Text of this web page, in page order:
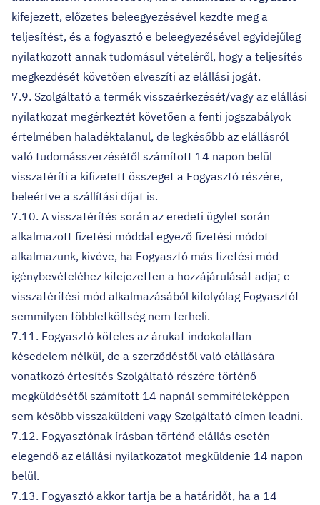
kifejezett, előzetes beleegyezésével kezdte meg a
teljesítést, és a fogyasztó e beleegyezésével egyidejűleg
nyilatkozott annak tudomásul vételéről, hogy a teljesítés
megkezdését követően elveszíti az elállási jogát.
7.9. Szolgáltató a termék visszaérkezését/vagy az elállási
nyilatkozat megérkeztét követően a fenti jogszabályok
értelmében haladéktalanul, de legkésőbb az elállásról
való tudomásszerzésétől számított 14 napon belül
visszatéríti a kifizetett összeget a Fogyasztó részére,
beleértve a szállítási díjat is.
7.10. A visszatérítés során az eredeti ügylet során
alkalmazott fizetési móddal egyező fizetési módot
alkalmazunk, kivéve, ha Fogyasztó más fizetési mód
igénybevételéhez kifejezetten a hozzájárulását adja; e
visszatérítési mód alkalmazásából kifolyólag Fogyasztót
semmilyen többletköltség nem terheli.
7.11. Fogyasztó köteles az árukat indokolatlan
késedelem nélkül, de a szerződéstől való elállására
vonatkozó értesítés Szolgáltató részére történő
megküldésétől számított 14 napnál semmiféleképpen
sem később visszaküldeni vagy Szolgáltató címen leadni.
7.12. Fogyasztónak írásban történő elállás esetén
elegendő az elállási nyilatkozatot megküldenie 14 napon
belül.
7.13. Fogyasztó akkor tartja be a határidőt, ha a 14